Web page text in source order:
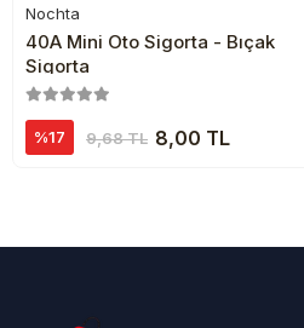
Sepete Ekle
Nochta
40A Mini Oto Sigorta - Bıçak
Sigorta
%17 9,68 TL 8,00 TL